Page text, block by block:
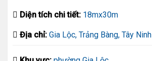
Diện tích chi tiết: 18mx30m
Địa chỉ: Gia Lộc, Trảng Bàng, Tây Ninh